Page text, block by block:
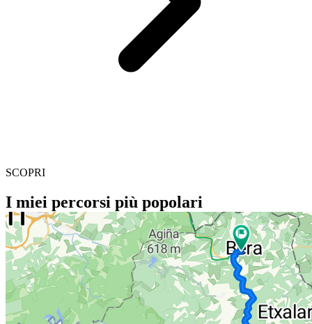
SCOPRI
I miei percorsi più popolari